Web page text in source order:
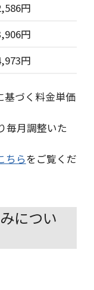
円
円
円
基づく料金単価
毎月調整いた
ちらをご覧くだ
につい